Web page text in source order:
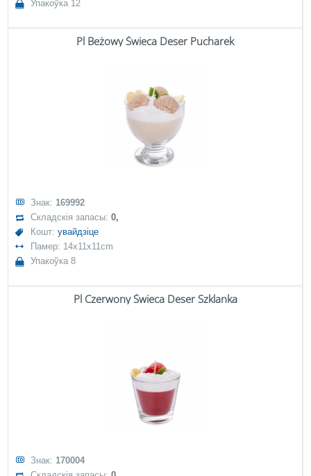
Упакоўка 12
Pl Beżowy Świeca Deser Pucharek
Знак: 169992
Складскія запасы:0,
Кошт:увайдзіце
Памер: 14x11x11cm
Упакоўка 8
Pl Czerwony Świeca Deser Szklanka
Знак: 170004